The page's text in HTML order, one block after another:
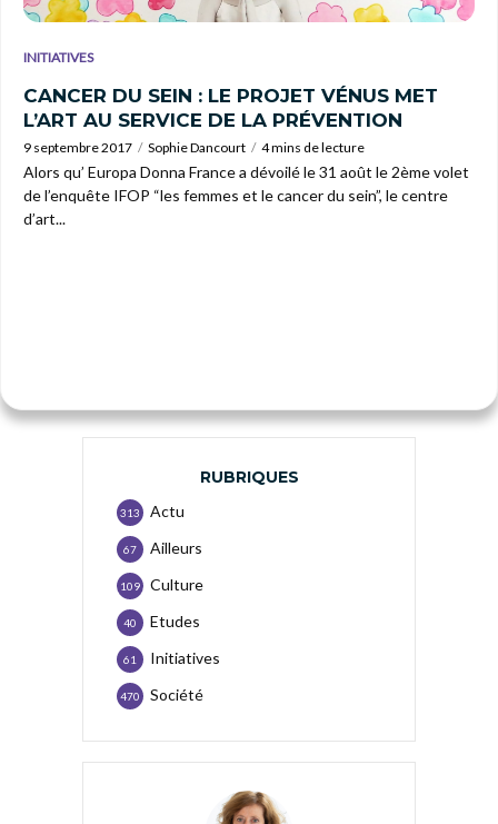
INITIATIVES
CANCER DU SEIN : LE PROJET VÉNUS MET
L’ART AU SERVICE DE LA PRÉVENTION
9 septembre 2017 Sophie Dancourt 4 mins de lecture
Alors qu’ Europa Donna France a dévoilé le 31 août le 2ème volet
de l’enquête IFOP “les femmes et le cancer du sein”, le centre
d’art...
RUBRIQUES
Actu
313
Ailleurs
67
Culture
109
Etudes
40
Initiatives
61
Société
470